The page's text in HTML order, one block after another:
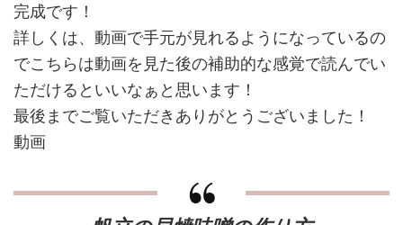
完成です！
詳しくは、動画で手元が見れるようになっているの
でこちらは動画を見た後の補助的な感覚で読んでい
ただけるといいなぁと思います！
最後までご覧いただきありがとうございました！
動画